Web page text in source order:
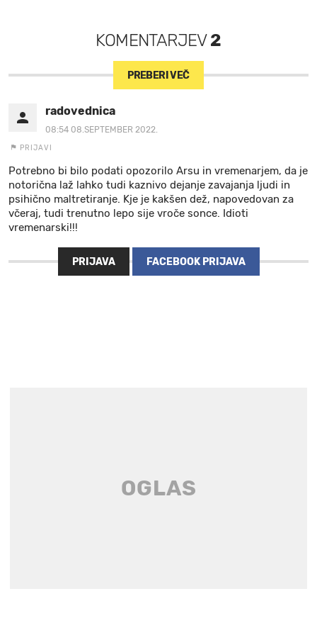
KOMENTARJEV2
PREBERI VEČ
radovednica
08:54 08.SEPTEMBER 2022.
PRIJAVI
Potrebno bi bilo podati opozorilo Arsu in vremenarjem, da je
notorična laž lahko tudi kaznivo dejanje zavajanja ljudi in
psihično maltretiranje. Kje je kakšen dež, napovedovan za
včeraj, tudi trenutno lepo sije vroče sonce. Idioti
vremenarski!!!
PRIJAVA FACEBOOK PRIJAVA